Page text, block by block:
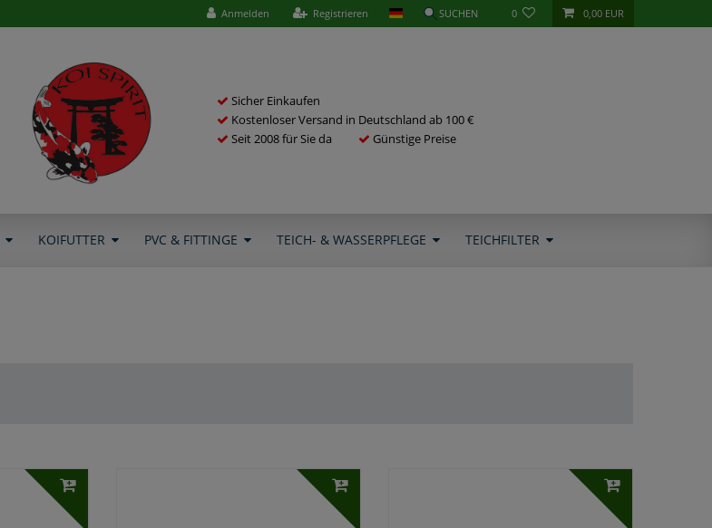
Anmelden Registrieren 0 0,00 EUR
Sicher Einkaufen
Kostenloser Versand in Deutschland ab 100 €
Seit 2008 für Sie da
Günstige Preise
KOIFUTTER PVC & FITTINGE TEICH- & WASSERPFLEGE TEICHFILTER